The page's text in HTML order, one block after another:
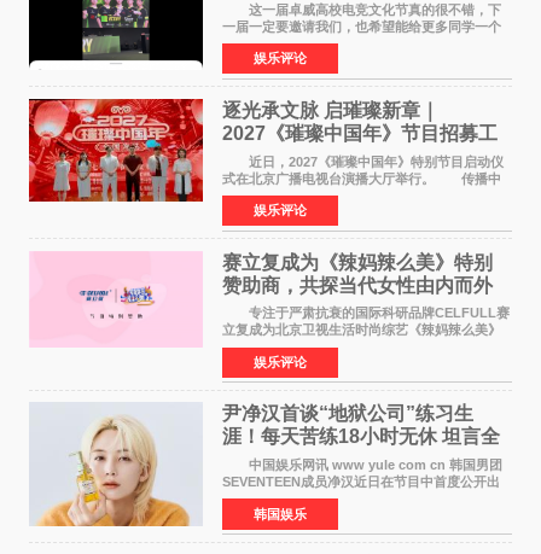
这一届卓威高校电竞文化节真的很不错，下
一届一定要邀请我们，也希望能给更多同学一个
来到现场的机会。 2026卓威高校电竞文化节
已经落下帷幕，在活动结束后，仍有不少高校电
竞社负责人和现
娱乐评论
逐光承文脉 启璀璨新章｜
2027《璀璨中国年》节目招募工
作圆满启动
近日，2027《璀璨中国年》特别节目启动仪
式在北京广播电视台演播大厅举行。 传播中
华优秀传统文化，弘扬纯正国风艺术，打造高规
格、高质感、正能量的文艺盛典，是璀璨中国年
矢志不渝的初心
娱乐评论
赛立复成为《辣妈辣么美》特别
赞助商，共探当代女性由内而外
活力美
专注于严肃抗衰的国际科研品牌CELFULL赛
立复成为北京卫视生活时尚综艺《辣妈辣么美》
的特别赞助商,明星辣妈袁咏仪倾情参与，向广大
都市女性传递健康生活新主张，寄语当代女性在
家庭与自我之间
娱乐评论
尹净汉首谈“地狱公司”练习生
涯！每天苦练18小时无休 坦言全
靠成员撑过来
中国娱乐网讯 www yule com cn 韩国男团
SEVENTEEN成员净汉近日在节目中首度公开出
道前的残酷练习生经历，并提及经纪公司Pledis
娱乐，引发广泛关注。 在8月2日播出的日本
TBS综艺节目《周
韩国娱乐